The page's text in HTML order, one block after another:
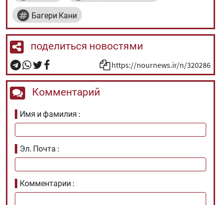
Багери Кани
поделиться новостями
https://nournews.ir/n/320286
Комментарий
Имя и фамилия
Эл. Почта
Комментарии